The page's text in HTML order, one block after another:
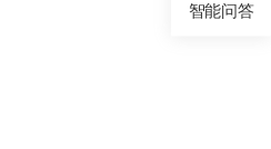
智能问答